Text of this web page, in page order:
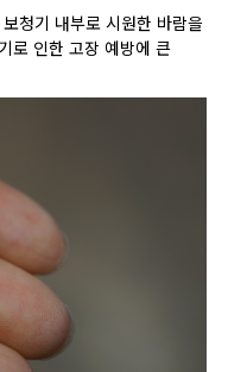
청기 내부로 시원한 바람을
로 인한 고장 예방에 큰